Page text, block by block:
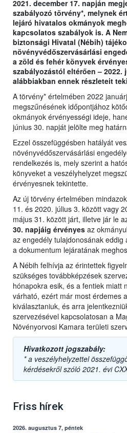
2021. december 17. napján
szabályozó törvény*, melynek
lejáró hivatalos okmányok
kapcsolatos szabályok is. A
biztonsági Hivatal (Nébih)
növényvédőszervásárlási
a zöld és fehér könyvek
szabályozástól eltérően – 2022.
alábbiakban ennek részleteit
A törvény* értelmében 2022
megszűnésének időpontjához
okmányok érvényességi ideje,
június 30. napját jelölte meg
Ezzel összefüggésben hatályát
növényvédőszervásárlási
rendelkezés is, mely szerint a
könyveket a veszélyhelyzet
érvényesnek tekintette.
Az új törvény értelmében
11. és 2020. július 3. között vagy
május 31. között járt, illetve jár le
30. napjáig érvényes az
az engedély tulajdonosának
a dokumentum lejáratának
A Nébih felhívja az érintettek
szükséges továbbképzések
hónapokra esik, és a fentiek miatt
várható, ezért már most érdemes
kiválasztaniuk, és arra
szervezésével kapcsolatosan a
Növényorvosi Kamara területi
Hivatkozott jogszabály:
* a veszélyhelyzettel
kérdésekről szóló 2021. évi
Friss hírek
2026. augusztus 7, péntek